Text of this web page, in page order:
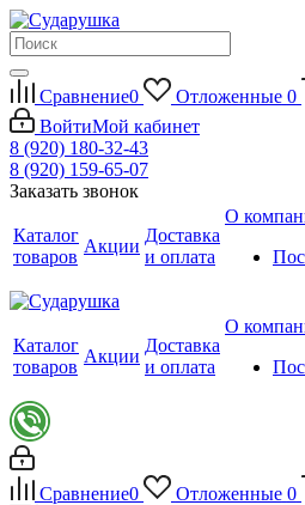
Сравнение0 Отложенные 0
ВойтиМой кабинет
8 (920) 180-32-43
8 (920) 159-65-07
Заказать звонок
Каталог
товаров
Акции
Доставка
и оплата
О
Каталог
товаров
Акции
Доставка
и оплата
О
Сравнение0 Отложенные 0